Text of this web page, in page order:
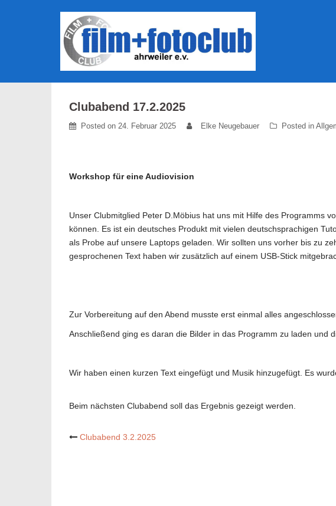
Clubabend 17.2.2025
Posted on 24. Februar 2025 Elke Neugebauer Posted in
Workshop für eine Audiovision
Unser Clubmitglied Peter D.Möbius hat uns mit Hilfe des Programms
können. Es ist ein deutsches Produkt mit vielen deutschsprachigen
als Probe auf unsere Laptops geladen. Wir sollten uns vorher bis zu
gesprochenen Text haben wir zusätzlich auf einem USB-Stick
Zur Vorbereitung auf den Abend musste erst einmal alles
Anschließend ging es daran die Bilder in das Programm zu laden und
Wir haben einen kurzen Text eingefügt und Musik hinzugefügt. Es
Beim nächsten Clubabend soll das Ergebnis gezeigt werden.
Post
Clubabend 3.2.2025